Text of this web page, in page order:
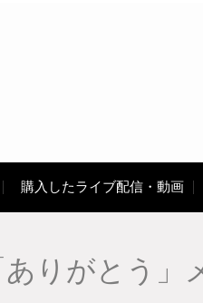
購入したライブ配信・動画
りがとう」